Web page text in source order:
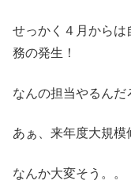
せっかく４月からは
務の発生！
なんの担当やるんだ
あぁ、来年度大規模
なんか大変そう。。